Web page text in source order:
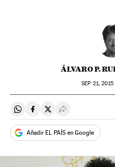
ÁLVARO P.
SEP 21,
Compartir en Whatsapp
Compartir en Facebook
Compartir en Twitter
Desplegar
Añadir EL PAÍS en Google